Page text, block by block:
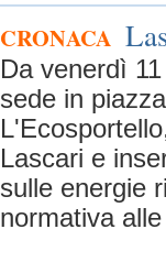
CRONACA
Da venerdì
sede in
Lascari e
sulle energie
normativa